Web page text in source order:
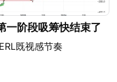
一阶段吸筹快结束了
既视感节奏